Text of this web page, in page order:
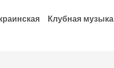
Клубная музыка